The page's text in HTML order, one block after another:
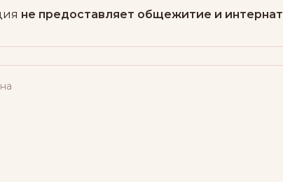
не предоставляет общежитие и интернат